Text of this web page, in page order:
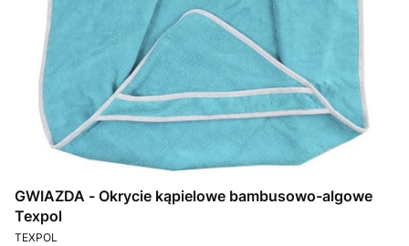
GWIAZDA - Okrycie kąpielowe bambusowo-algowe
Texpol
PRODUCENT
TEXPOL